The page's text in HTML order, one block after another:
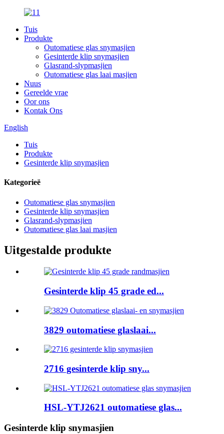
Tuis
Produkte
Outomatiese glas snymasjien
Gesinterde klip snymasjien
Glasrand-slypmasjien
Outomatiese glas laai masjien
Nuus
Gereelde vrae
Oor ons
Kontak Ons
English
Tuis
Produkte
Gesinterde klip snymasjien
Kategorieë
Outomatiese glas snymasjien
Gesinterde klip snymasjien
Glasrand-slypmasjien
Outomatiese glas laai masjien
Uitgestalde produkte
Gesinterde klip 45 grade ed...
3829 outomatiese glaslaai...
2716 gesinterde klip sny...
HSL-YTJ2621 outomatiese glas...
Gesinterde klip snymasjien